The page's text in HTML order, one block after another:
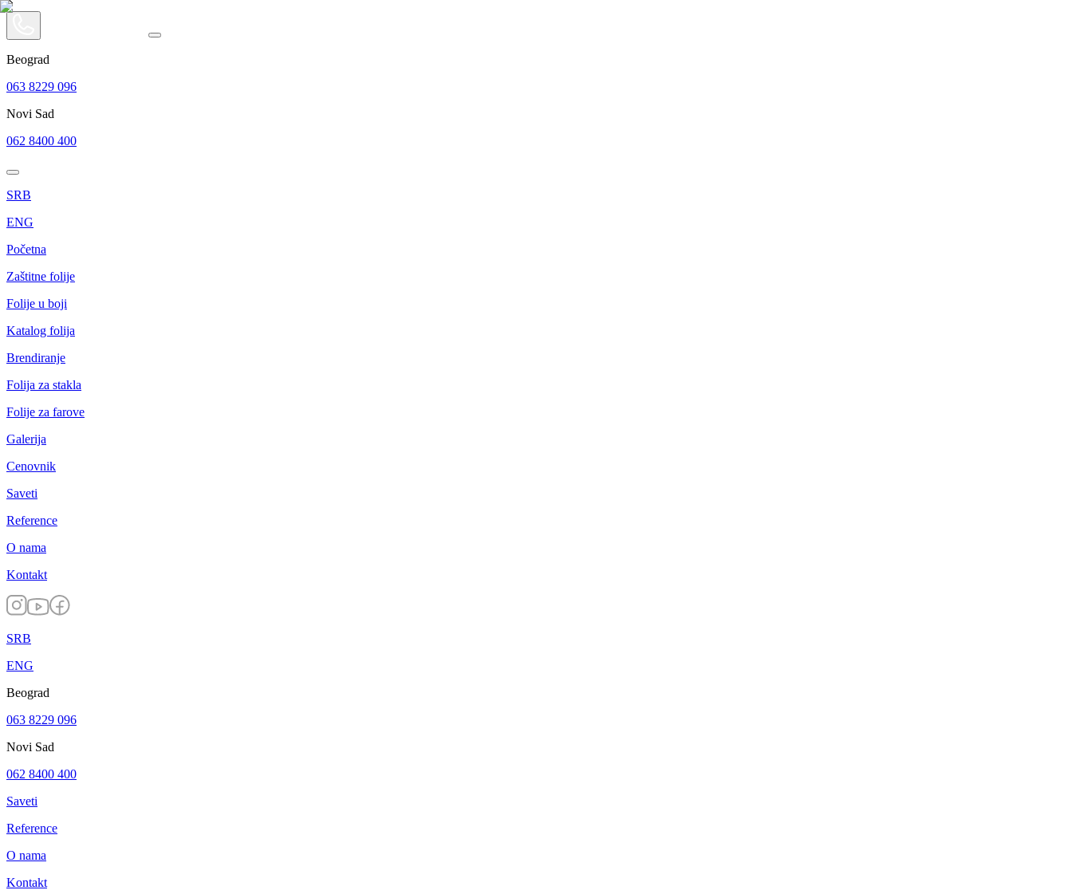
Beograd
063 8229 096
Novi Sad
062 8400 400
SRB
ENG
Početna
Zaštitne folije
Folije u boji
Katalog folija
Brendiranje
Folija za stakla
Folije za farove
Galerija
Cenovnik
Saveti
Reference
O nama
Kontakt
SRB
ENG
Beograd
063 8229 096
Novi Sad
062 8400 400
Saveti
Reference
O nama
Kontakt